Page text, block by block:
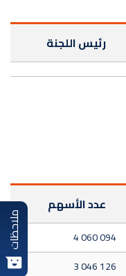
رئيس اللجنة
عدد الأسهم
4 060 094
3 046 126
ملاحظات